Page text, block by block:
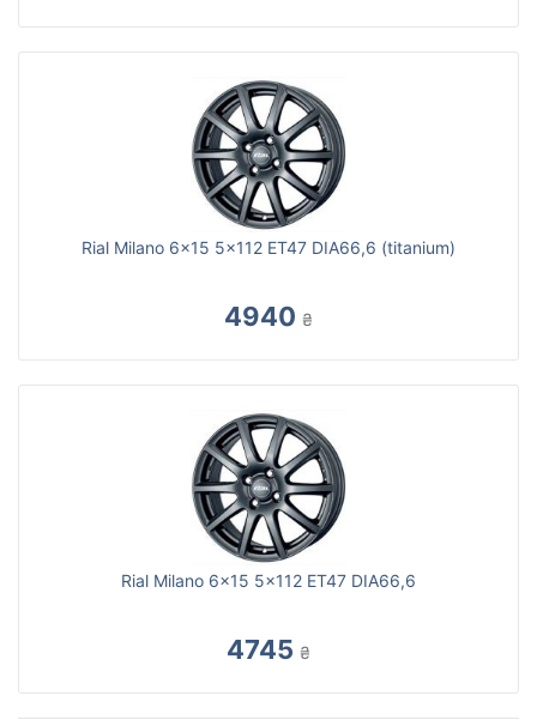
Rial Milano 6x15 5x112 ET47 DIA66,6 (titanium)
4940 ₴
Rial Milano 6x15 5x112 ET47 DIA66,6
4745 ₴